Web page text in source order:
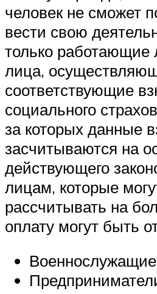
человек не сможет
вести свою
только работающие
лица,
соответствующие
социального
за которых данные
засчитываются на
действующего
лицам, которые
рассчитывать на
оплату могут быть